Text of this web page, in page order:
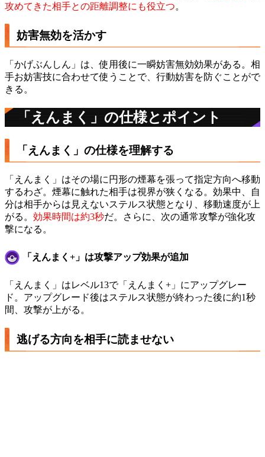
攻めてきた相手との距離調整にも役立つ。
妨害無効を活かす
「かげぶんしん」は、使用後に一瞬妨害無効効果がある。相
手お妨害技に合わせて使うことで、行動妨害を防ぐことがで
きる。
「えんまく」の仕様とポイント
「えんまく」の仕様を理解する
「えんまく」はその場に円形の煙幕を張って指定方向へ移動
するわざ。煙幕に触れた相手は視界が狭くなる。効果中、自
分は相手からは見えないステルス状態となり、移動速度が上
がる。 効果時間は約3秒だ。さらに、次の通常攻撃が強化攻
撃になる。
「えんまく+」は攻撃アップ効果が追加
「えんまく」はレベル13で「えんまく+」にアップグレー
ド。アップグレード後はステルス状態が終わった後に約1秒
間、攻撃が上がる。
逃げる方向を相手に読ませない